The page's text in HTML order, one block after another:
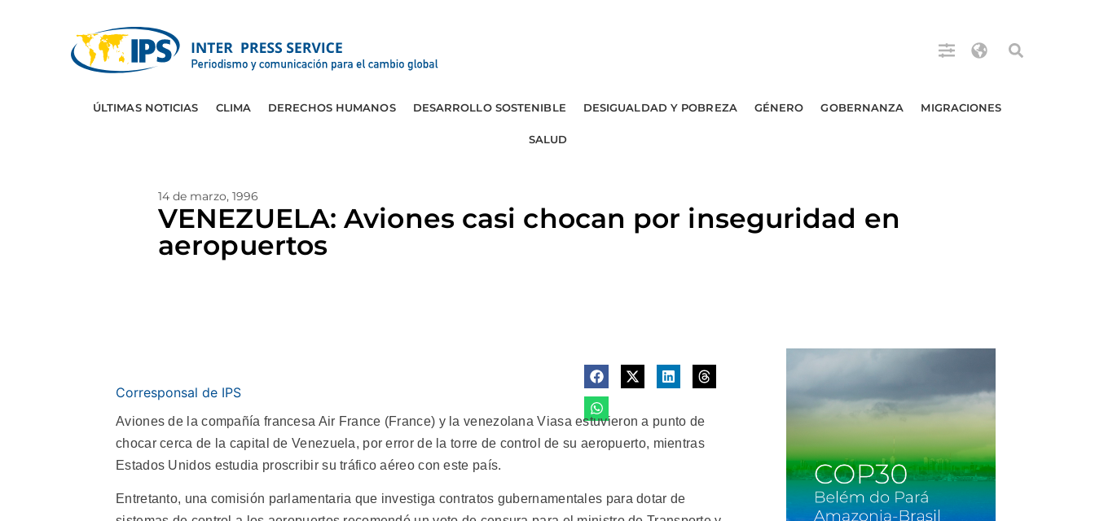
ÚLTIMAS NOTICIAS CLIMA DERECHOS HUMANOS DESARROLLO SOSTENIBLE DESIGUALDAD Y POBREZA GÉNERO GOBERNANZA MIGRACIONES
SALUD
14 de marzo, 1996
VENEZUELA: Aviones casi chocan por inseguridad en
aeropuertos
Corresponsal de IPS
Aviones de la compañía francesa Air France (France) y la venezolana Viasa estuvieron a punto de
chocar cerca de la capital de Venezuela, por error de la torre de control de su aeropuerto, mientras
Estados Unidos estudia proscribir su tráfico aéreo con este país.
Entretanto, una comisión parlamentaria que investiga contratos gubernamentales para dotar de